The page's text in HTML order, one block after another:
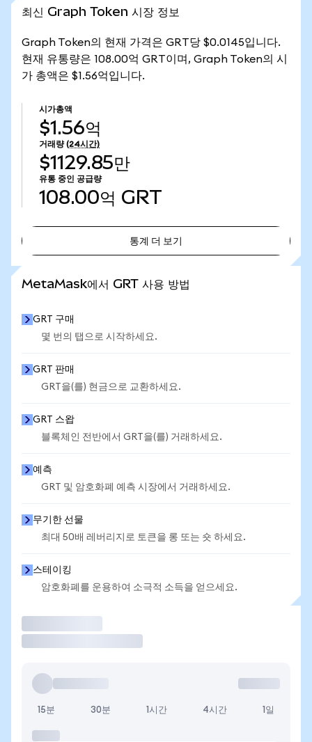
최신 Graph Token 시장 정보
Graph Token의 현재 가격은 GRT당 $0.0145입니다.
현재 유통량은 108.00억 GRT이며, Graph Token의 시
가 총액은 $1.56억입니다.
시가총액
$1.56억
거래량 (24시간)
$1129.85만
유통 중인 공급량
108.00억 GRT
통계 더 보기
MetaMask에서 GRT 사용 방법
GRT 구매
몇 번의 탭으로 시작하세요.
GRT 판매
GRT을(를) 현금으로 교환하세요.
GRT 스왑
블록체인 전반에서 GRT을(를) 거래하세요.
예측
GRT 및 암호화폐 예측 시장에서 거래하세요.
무기한 선물
최대 50배 레버리지로 토큰을 롱 또는 숏 하세요.
스테이킹
암호화폐를 운용하여 소극적 소득을 얻으세요.
15분 30분 1시간 4시간 1일